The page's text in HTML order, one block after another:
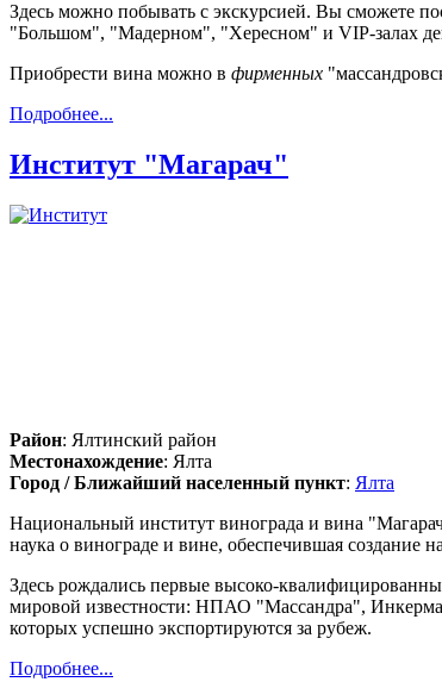
Здесь можно побывать с экскурсией. Вы сможете
"Большом", "Мадерном", "Хересном" и VIP-залах
Приобрести вина можно в фирменных
Подробнее...
Институт "Магарач"
Район: Ялтинский район
Местонахождение: Ялта
Город / Ближайший населенный пункт: Ялта
Национальный институт винограда и вина
наука о винограде и вине, обеспечившая создание
Здесь рождались первые высоко-
мировой известности: НПАО "Массандра",
которых успешно экспортируются за рубеж.
Подробнее...